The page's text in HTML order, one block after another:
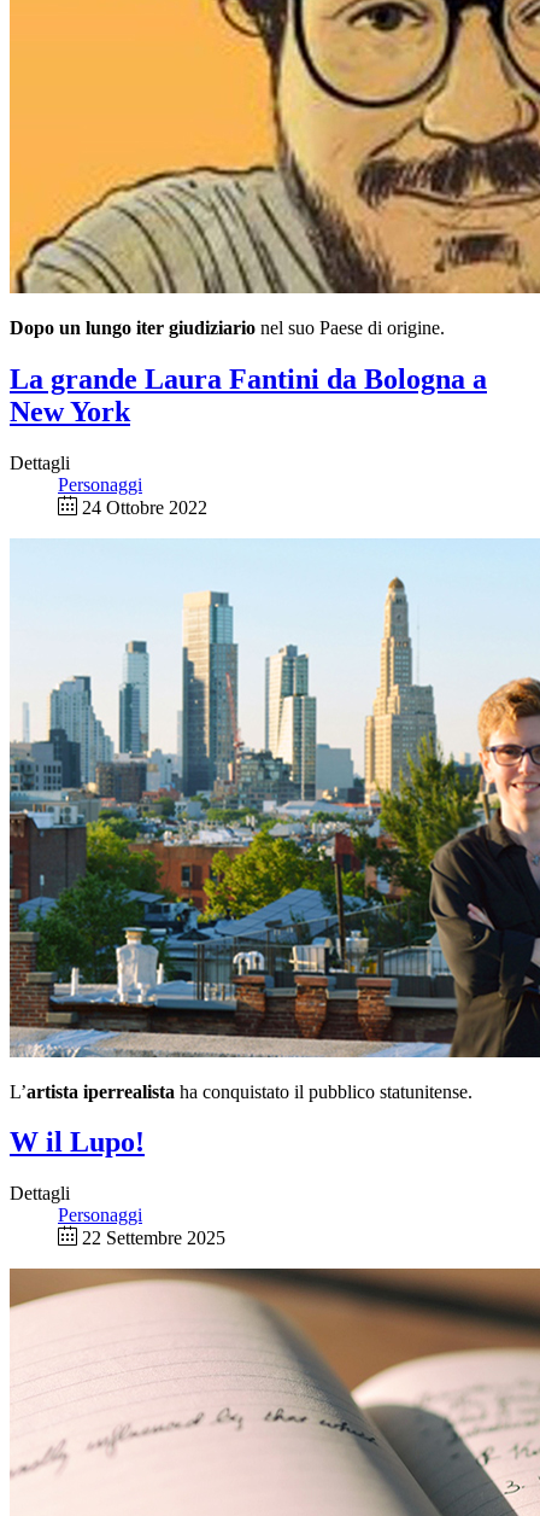
Dopo un lungo iter giudiziario nel suo Paese di origine.
La grande Laura Fantini da Bologna a
New York
Dettagli
Personaggi
24 Ottobre 2022
L’artista iperrealista ha conquistato il pubblico statunitense.
W il Lupo!
Dettagli
Personaggi
22 Settembre 2025